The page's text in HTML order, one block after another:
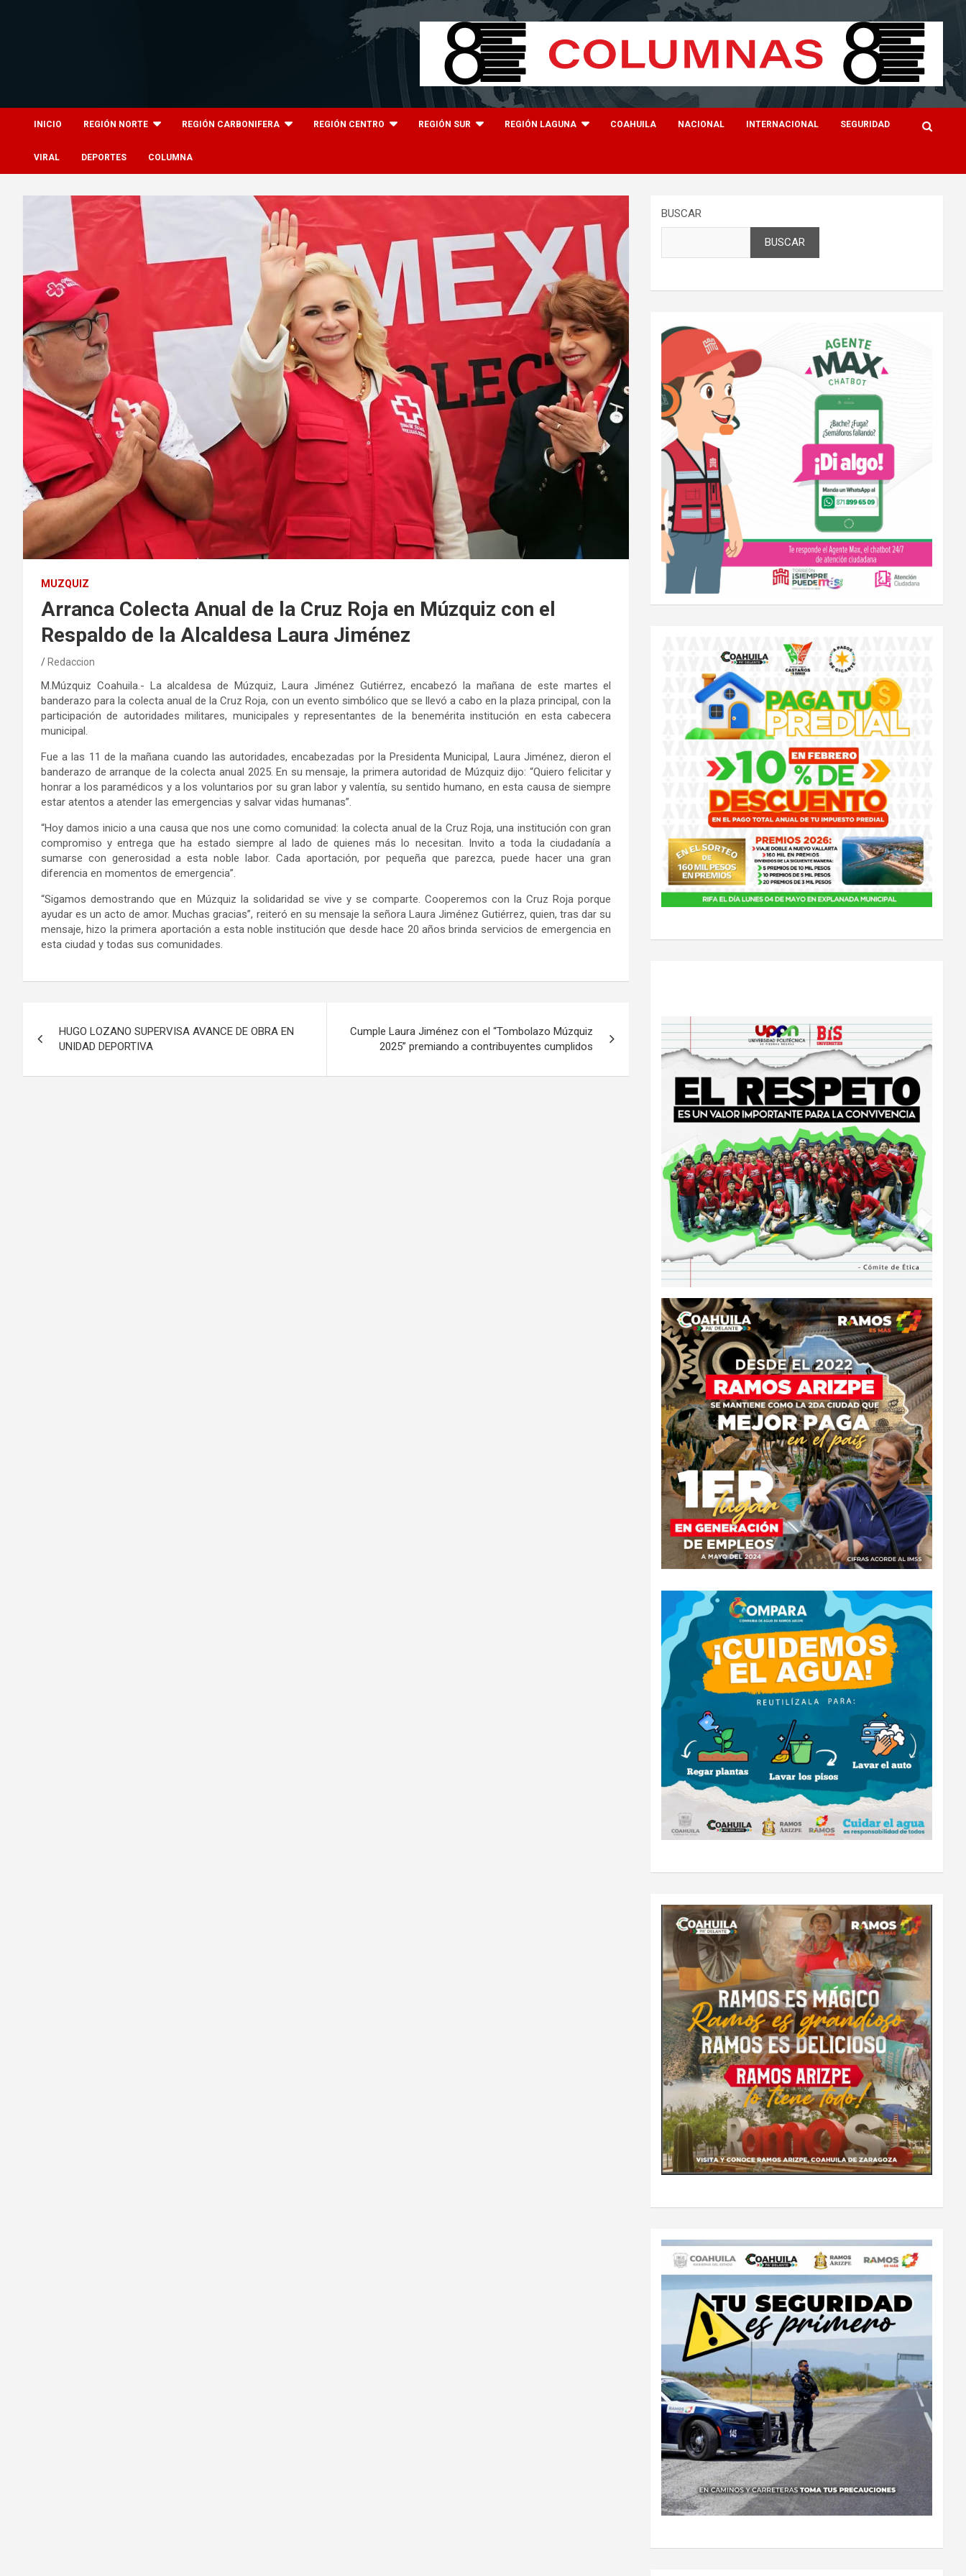
INICIO REGIÓN NORTE REGIÓN CARBONIFERA REGIÓN CENTRO REGIÓN SUR REGIÓN LAGUNA COAHUILA NACIONAL INTERNACIONAL SEGURIDAD
VIRAL DEPORTES COLUMNA
MUZQUIZ
Arranca Colecta Anual de la Cruz Roja en Múzquiz con el
Respaldo de la Alcaldesa Laura Jiménez
Redaccion
M.Múzquiz Coahuila.- La alcaldesa de Múzquiz, Laura Jiménez Gutiérrez, encabezó la mañana de este martes el
banderazo para la colecta anual de la Cruz Roja, con un evento simbólico que se llevó a cabo en la plaza principal, con la
participación de autoridades militares, municipales y representantes de la benemérita institución en esta cabecera
municipal.
Fue a las 11 de la mañana cuando las autoridades, encabezadas por la Presidenta Municipal, Laura Jiménez, dieron el
banderazo de arranque de la colecta anual 2025. En su mensaje, la primera autoridad de Múzquiz dijo: “Quiero felicitar y
honrar a los paramédicos y a los voluntarios por su gran labor y valentía, su sentido humano, en esta causa de siempre
estar atentos a atender las emergencias y salvar vidas humanas”.
“Hoy damos inicio a una causa que nos une como comunidad: la colecta anual de la Cruz Roja, una institución con gran
compromiso y entrega que ha estado siempre al lado de quienes más lo necesitan. Invito a toda la ciudadanía a
sumarse con generosidad a esta noble labor. Cada aportación, por pequeña que parezca, puede hacer una gran
diferencia en momentos de emergencia”.
“Sigamos demostrando que en Múzquiz la solidaridad se vive y se comparte. Cooperemos con la Cruz Roja porque
ayudar es un acto de amor. Muchas gracias”, reiteró en su mensaje la señora Laura Jiménez Gutiérrez, quien, tras dar su
mensaje, hizo la primera aportación a esta noble institución que desde hace 20 años brinda servicios de emergencia en
esta ciudad y todas sus comunidades.
de
entradas
HUGO LOZANO SUPERVISA AVANCE DE OBRA EN
UNIDAD DEPORTIVA
Cumple Laura Jiménez con el “Tombolazo Múzquiz
2025” premiando a contribuyentes cumplidos
BUSCAR
BUSCAR